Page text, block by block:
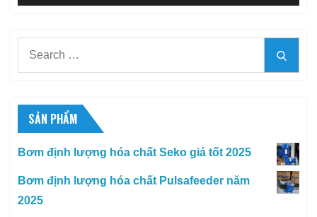
SẢN PHẨM
Bơm định lượng hóa chất Seko giá tốt 2025
Bơm định lượng hóa chất Pulsafeeder năm
2025